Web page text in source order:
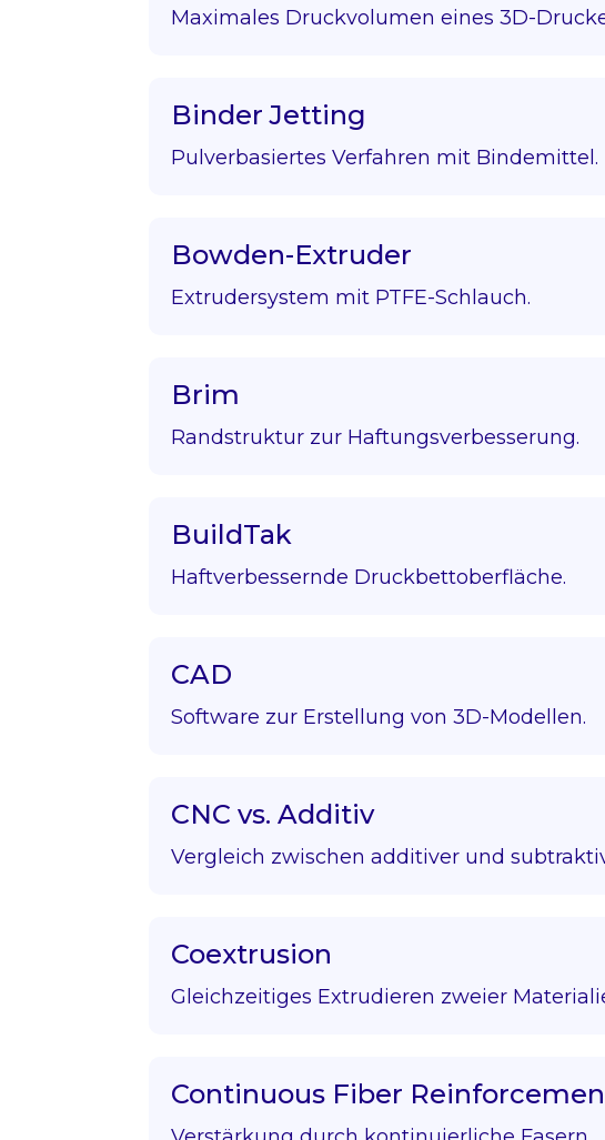
Maximales Druckvolumen eines 3D-
Binder Jetting
Pulverbasiertes Verfahren mit Bindemittel.
Bowden-Extruder
Extrudersystem mit PTFE-Schlauch.
Brim
Randstruktur zur Haftungsverbesserung.
BuildTak
Haftverbessernde Druckbettoberfläche.
CAD
Software zur Erstellung von 3D-Modellen.
CNC vs. Additiv
Vergleich zwischen additiver und
Coextrusion
Gleichzeitiges Extrudieren zweier
Continuous Fiber